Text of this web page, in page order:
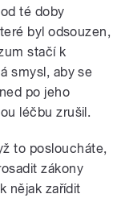
té doby
byl odsouzen,
stačí k
smysl, aby se
po jeho
léčbu zrušil.
to posloucháte,
zákony
nějak zařídit